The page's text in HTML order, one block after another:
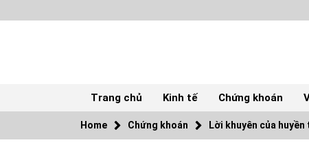
to
Trang chủ Kinh tế Chứng khoán
TOP
Home Chứng khoán Lời khuyên của